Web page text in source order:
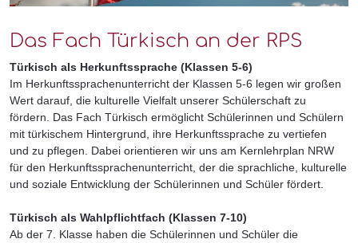
Das Fach Türkisch an der RPS
Türkisch als Herkunftssprache (Klassen 5-6)
Im Herkunftssprachenunterricht der Klassen 5-6 legen wir großen
Wert darauf, die kulturelle Vielfalt unserer Schülerschaft zu
fördern. Das Fach Türkisch ermöglicht Schülerinnen und Schülern
mit türkischem Hintergrund, ihre Herkunftssprache zu vertiefen
und zu pflegen. Dabei orientieren wir uns am Kernlehrplan NRW
für den Herkunftssprachenunterricht, der die sprachliche, kulturelle
und soziale Entwicklung der Schülerinnen und Schüler fördert.
Türkisch als Wahlpflichtfach (Klassen 7-10)
Ab der 7. Klasse haben die Schülerinnen und Schüler die